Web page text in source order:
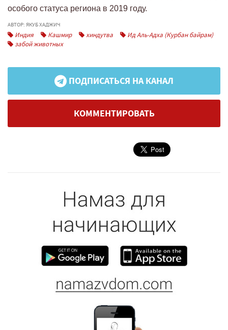
особого статуса региона в 2019 году.
АВТОР: ЯКУБ ХАДЖИЧ
Индия Кашмир хиндутва
Ид Аль-Адха (Курбан байрам)
забой животных
ПОДПИСАТЬСЯ НА КАНАЛ
КОММЕНТИРОВАТЬ